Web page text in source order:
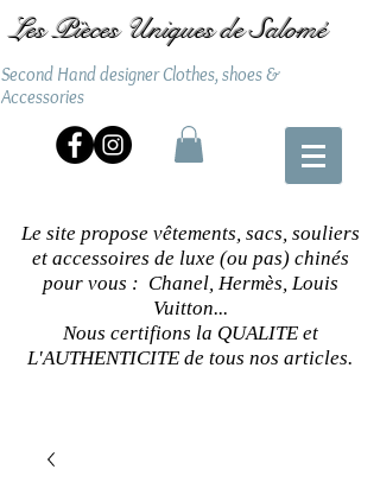
Les Pièces Uniques de Salomé
Second Hand designer Clothes, shoes &
Accessories
Le site propose vêtements, sacs, souliers
et accessoires de luxe (ou pas) chinés
pour vous : Chanel, Hermès, Louis
Vuitton...
Nous certifions la QUALITE et
L'AUTHENTICITE de tous nos articles.